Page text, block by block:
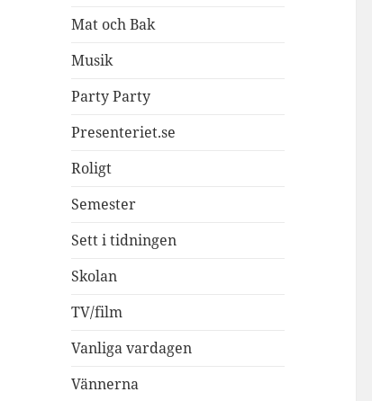
Mat och Bak
Musik
Party Party
Presenteriet.se
Roligt
Semester
Sett i tidningen
Skolan
TV/film
Vanliga vardagen
Vännerna